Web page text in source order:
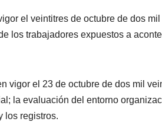
el veintitres de octubre de dos
los trabajadores expuestos a
vigor el 23 de octubre de dos mil
la evaluación del entorno
los registros.